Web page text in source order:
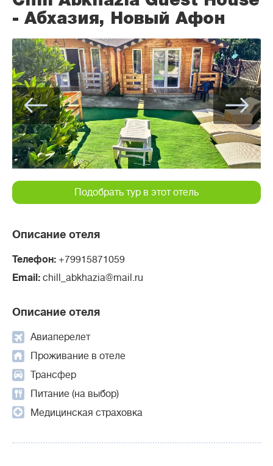
- Абхазия, Новый Афон
Описание отеля
Телефон: +79915871059
Email: chill_abkhazia@mail.ru
Описание отеля
Авиаперелет
Проживание в отеле
Трансфер
Питание (на выбор)
Медицинская страховка
Подобрать тур в этот отель